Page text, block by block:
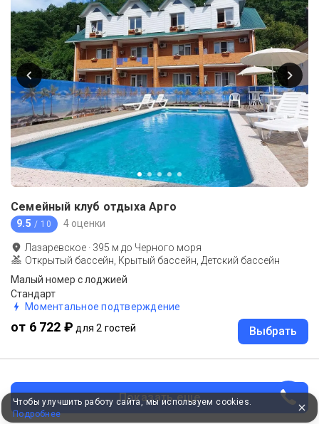
Семейный клуб отдыха Арго
9.5 / 10 4 оценки
Лазаревское · 395 м до Черного моря
Открытый бассейн, Крытый бассейн, Детский бассейн
Малый номер с лоджией
Стандарт
Моментальное подтверждение
от 6 722 ₽ для 2 гостей Выбрать
Показать еще
Чтобы улучшить работу сайта, мы используем cookies.
Подробнее